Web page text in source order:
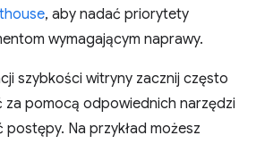
, aby nadać priorytety
wymagającym naprawy.
szybkości witryny zacznij często
za pomocą odpowiednich narzędzi
postępy. Na przykład możesz